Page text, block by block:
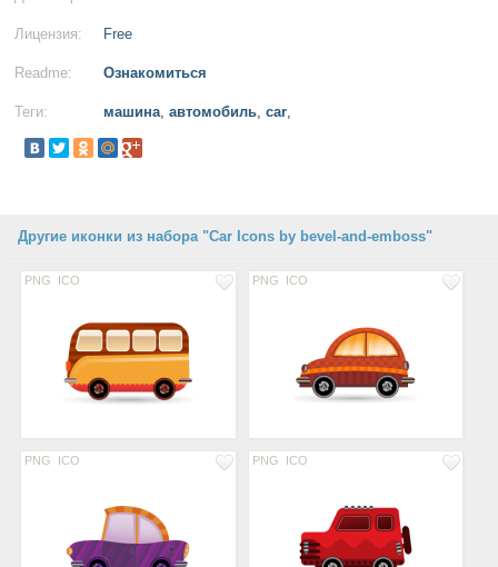
Лицензия: Free
Readme: Ознакомиться
Теги: машина, автомобиль, car,
Другие иконки из набора "Car Icons by bevel-and-emboss"
PNG ICO PNG ICO
PNG ICO PNG ICO